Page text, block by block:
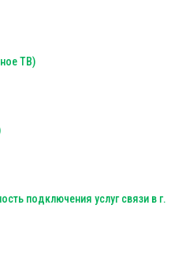
ТВ)
подключения услуг связи в г.